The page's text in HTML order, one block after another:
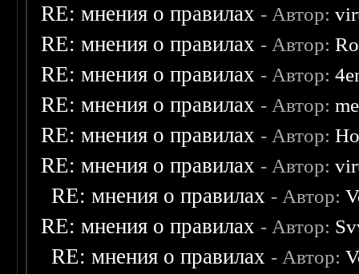
RE: мнения о правилах - Автор:
RE: мнения о правилах - Автор:
RE: мнения о правилах - Автор:
RE: мнения о правилах - Автор:
RE: мнения о правилах - Автор:
RE: мнения о правилах - Автор:
RE: мнения о правилах - Автор:
RE: мнения о правилах - Автор:
RE: мнения о правилах - Автор: